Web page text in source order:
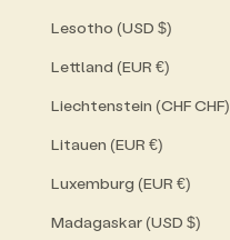
Lesotho (USD $)
Lettland (EUR €)
Liechtenstein (CHF CHF)
Litauen (EUR €)
Luxemburg (EUR €)
Madagaskar (USD $)